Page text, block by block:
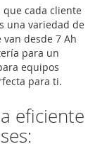
que cada cliente
una variedad de
desde 7 Ah
para un
equipos
para ti.
eficiente